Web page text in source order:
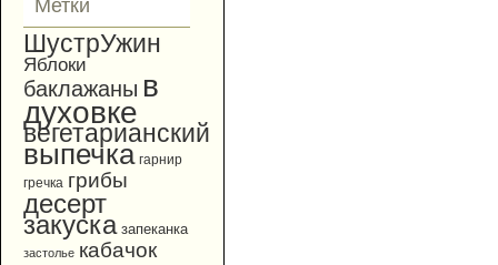
Метки
ШустрУжин
Яблоки
баклажаны в
духовке
вегетарианский
выпечка гарнир
гречка грибы
десерт
закуска запеканка
застолье кабачок